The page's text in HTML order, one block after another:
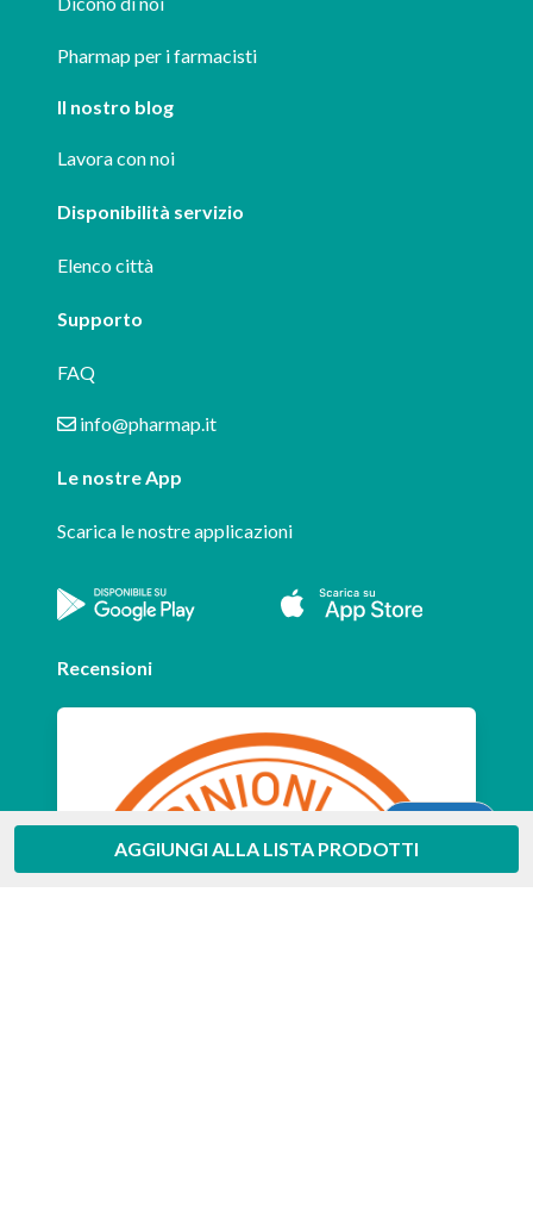
AGGIUNGI ALLA LISTA PRODOTTI
Pharmap per i farmacisti
Il nostro blog
Lavora con noi
Disponibilità servizio
Elenco città
Supporto
FAQ
info@pharmap.it
Le nostre App
Scarica le nostre applicazioni
Recensioni
Aiuto